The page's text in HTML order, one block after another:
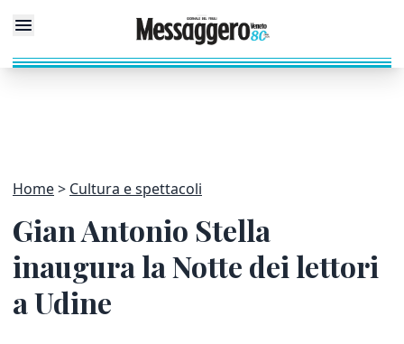
Home Cultura e spettacoli
Gian Antonio Stella
inaugura la Notte dei lettori
a Udine